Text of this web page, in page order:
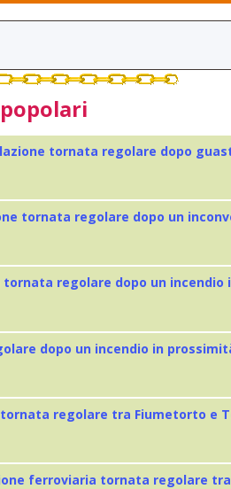
tornata regolare dopo
tornata regolare dopo un
regolare dopo un incendio
dopo un incendio in
regolare tra Fiumetorto e
ferroviaria tornata regolare